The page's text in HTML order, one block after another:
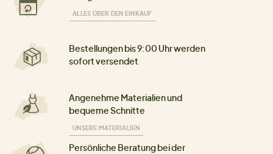
ALLES ÜBER DEN EINKAUF
Bestellungen bis 9:00 Uhr werden
sofort versendet
Angenehme Materialien und
bequeme Schnitte
UNSERE MATERIALIEN
Persönliche Beratung bei der